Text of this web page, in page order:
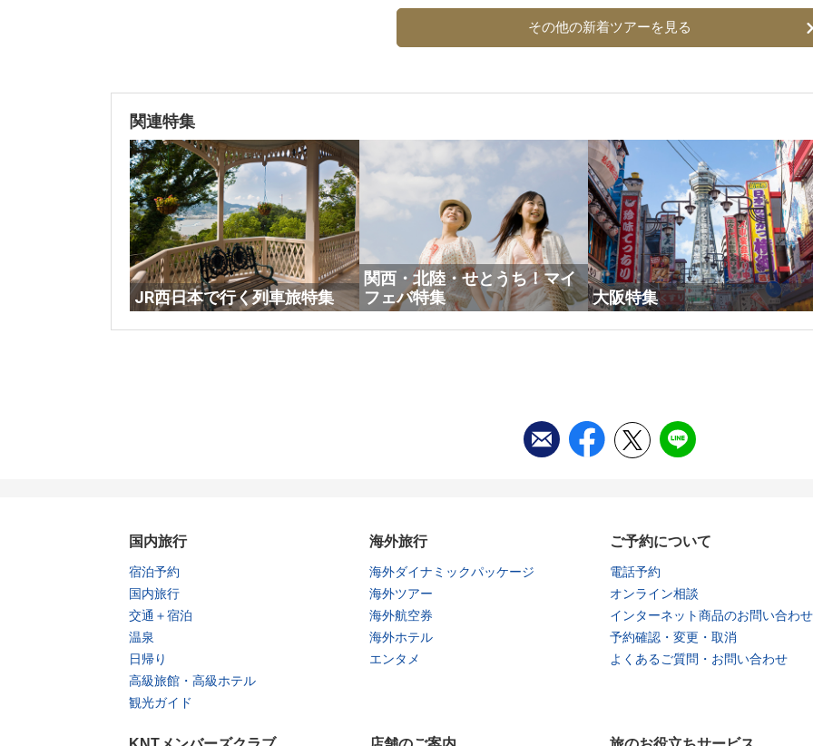
その他の新着ツアーを見る
関連特集
JR西日本で行く列車旅特集
関西・北陸・せとうち！マイ
フェバ特集
大阪特集
国内旅行
宿泊予約
国内旅行
交通＋宿泊
温泉
日帰り
高級旅館・高級ホテル
観光ガイド
海外旅行
海外ダイナミックパッケージ
海外ツアー
海外航空券
海外ホテル
エンタメ
ご予約について
電話予約
オンライン相談
インターネット商品のお問い合わせ
予約確認・変更・取消
よくあるご質問・お問い合わせ